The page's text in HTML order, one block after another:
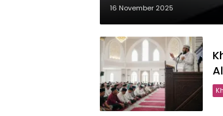
16 November 2025